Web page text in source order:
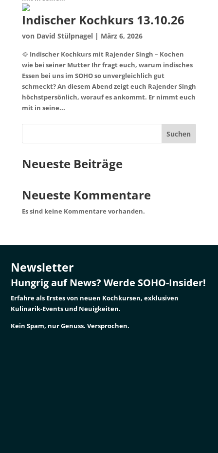
Indischer Kochkurs 13.10.26
von David Stülpnagel| März 6, 2026
🥘 Indischer Kochkurs mit Rajender Singh – Kochen
wie bei seiner Mutter Ihr fragt euch, warum indisches
Essen bei uns im SOHO so unvergleichlich gut
schmeckt? An diesem Abend zeigt euch Rajender Singh
höchstpersönlich, worauf es ankommt. Er nimmt euch
mit in seine...
Suchen
Neueste Beiträge
Neueste Kommentare
Es sind keine Kommentare vorhanden.
Newsletter
Hungrig auf News? Werde SOHO-Insider!
Erfahre als Erstes von neuen Kochkursen, exklusiven
Kulinarik-Events und Neuigkeiten.
Kein Spam, nur Genuss. Versprochen.